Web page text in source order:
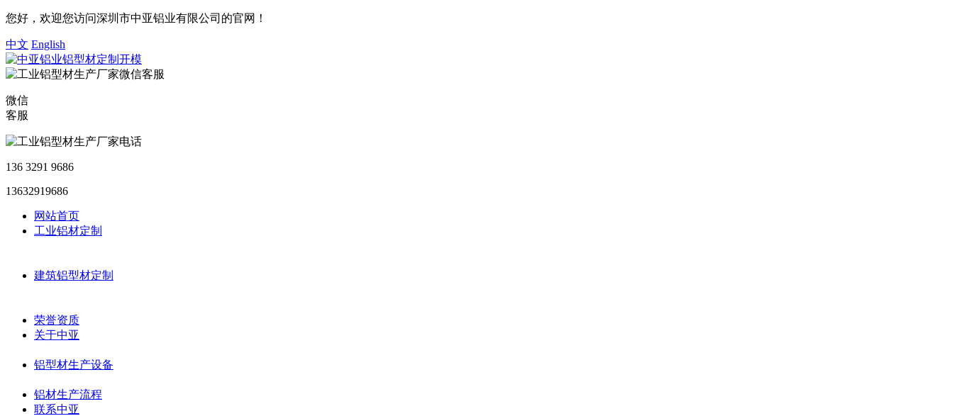
您好，欢迎您访问深圳市中亚铝业有限公司的官网！
中文 English
微信
客服
136 3291 9686
13632919686
网站首页
工业铝材定制
建筑铝型材定制
荣誉资质
关于中亚
铝型材生产设备
铝材生产流程
联系中亚